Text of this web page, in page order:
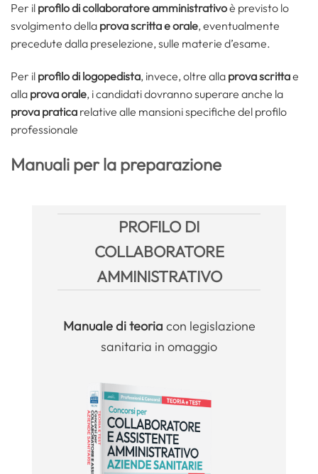
Per il profilo di collaboratore amministrativoè previsto lo
svolgimento della prova scritta e orale, eventualmente
precedute dalla preselezione, sulle materie d’esame.
Per il profilo di logopedista, invece, oltre alla prova scrittae
alla prova orale, i candidati dovranno superare anche la
prova pratica relative alle mansioni specifiche del profilo
professionale
Manuali per la preparazione
PROFILO DI
COLLABORATORE
AMMINISTRATIVO
Manualedi teoria con legislazione
sanitaria in omaggio